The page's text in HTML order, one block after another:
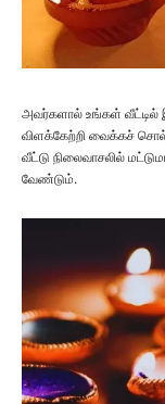
அவர்களால் உங்கள் வீட்டில்
விளக்கேற்றி வைக்கச்
வீட்டு நிலைவாசலில்
வேண்டும்.